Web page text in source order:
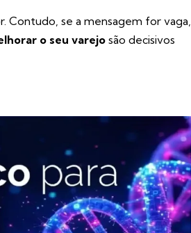
Contudo, se a mensagem for vaga,
o seu varejo são decisivos